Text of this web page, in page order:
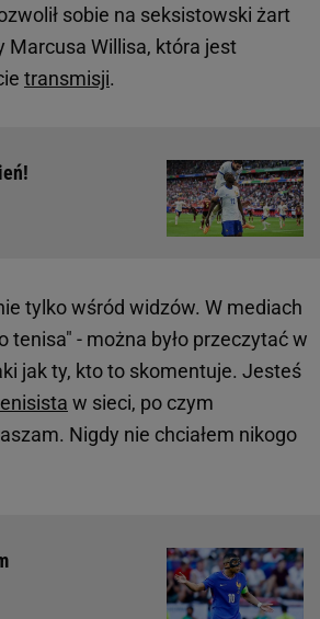
sobie na seksistowski żart
Marcusa Willisa, która jest
transmisji.
tylko wśród widzów. W mediach
tenisa" - można było przeczytać w
jak ty, kto to skomentuje. Jesteś
w sieci, po czym
Nigdy nie chciałem nikogo